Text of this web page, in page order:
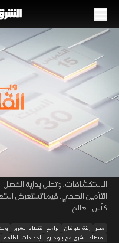
الموسم 2026
مصر تحفز الصناعة
أبواب التأمين الصحي
26 يونيو 2026 01:44:37
ويك اند القاهرة
تناقش زينة صوفان في حلقة "ويك
للمصانع إلى الواجهة في مصر،
دعما للصناعة والتصدير بعد
الاستكشافات. وتحلل بداية
التأمين الصحي. فيما تستعرض
كأس العالم.
مصر زينة صوفان برامج اقتصاد الشرق
اقتصاد الشرق مع بلومبرغ
إمدادات الطاقة